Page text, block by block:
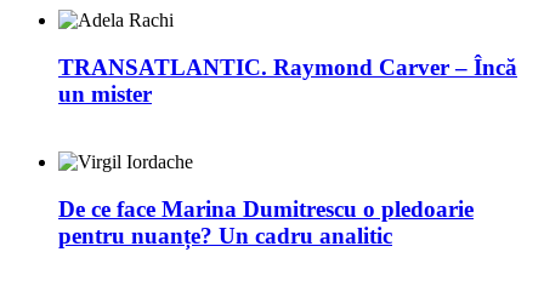
TRANSATLANTIC. Raymond Carver – Încă
un mister
De ce face Marina Dumitrescu o pledoarie
pentru nuanțe? Un cadru analitic